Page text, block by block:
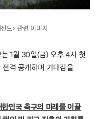
드> 관련 이미지
1월 30일(금) 오후 4시 첫
격 공개하며 기대감을
민국 축구의 미래를 이끌